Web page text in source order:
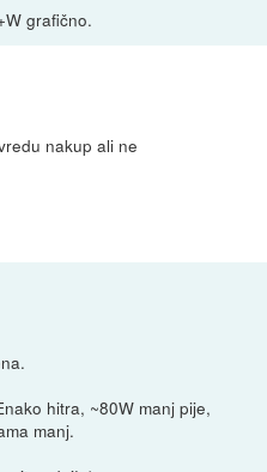
grafično.
nakup ali ne
hitra, ~80W manj pije,
manj.